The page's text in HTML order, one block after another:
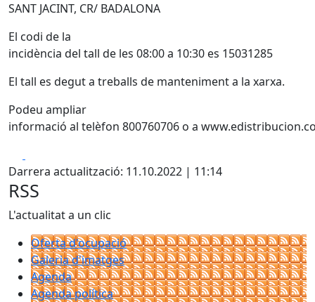
SANT JACINT, CR/ BADALONA
El codi de la
incidència del tall de les 08:00 a 10:30 es 15031285
El tall es degut a treballs de manteniment a la xarxa.
Podeu ampliar
informació al telèfon 800760706 o a
Darrera actualització: 11.10.2022 | 11:14
RSS
L'actualitat a un clic
Oferta d'ocupació
Galeria d'imatges
Agenda
Agenda política